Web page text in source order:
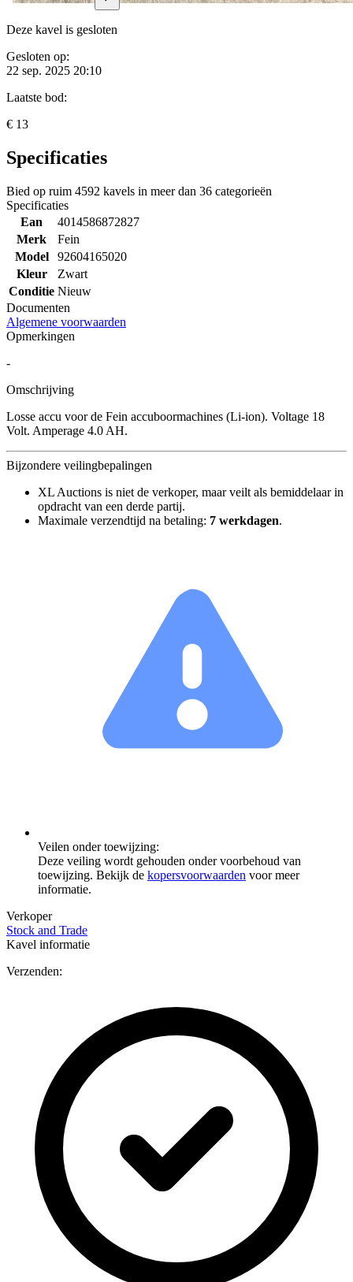
Deze kavel is gesloten
Gesloten op:
22 sep. 2025 20:10
Laatste bod:
€ 13
Specificaties
Bied op ruim 4592 kavels in meer dan 36 categorieën
Specificaties
Ean
4014586872827
Merk
Fein
Model
92604165020
Kleur
Zwart
Conditie Nieuw
Documenten
Algemene voorwaarden
Opmerkingen
-
Omschrijving
Losse accu voor de Fein accuboormachines (Li-ion). Voltage 18
Volt. Amperage 4.0 AH.
Bijzondere veilingbepalingen
XL Auctions is niet de verkoper, maar veilt als bemiddelaar in
opdracht van een derde partij.
Maximale verzendtijd na betaling: 7 werkdagen.
Veilen onder toewijzing:
Deze veiling wordt gehouden onder voorbehoud van
toewijzing. Bekijk de kopersvoorwaarden voor meer
informatie.
Verkoper
Stock and Trade
Kavel informatie
Verzenden: